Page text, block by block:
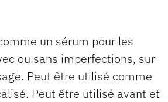
un sérum pour les
ou sans imperfections, sur
Peut être utilisé comme
Peut être utilisé avant et